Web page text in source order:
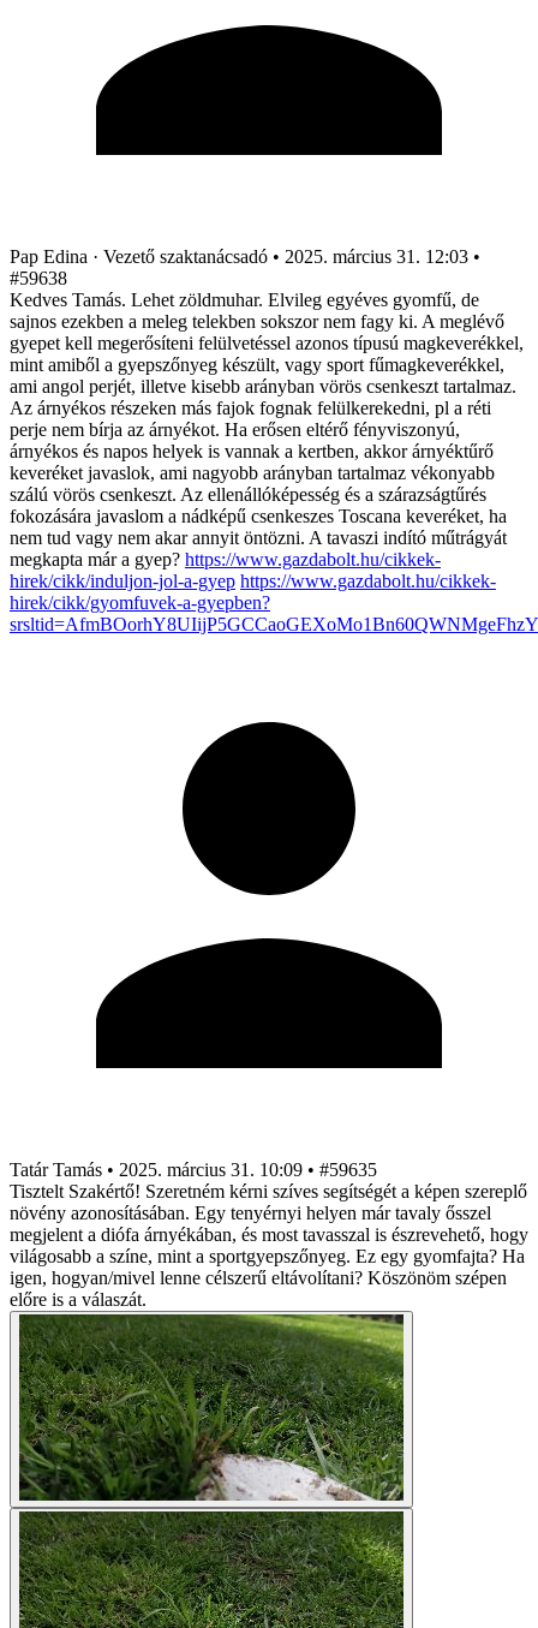
Pap Edina · Vezető szaktanácsadó • 2025. március 31. 12:03 •
#59638
Kedves Tamás. Lehet zöldmuhar. Elvileg egyéves gyomfű, de
sajnos ezekben a meleg telekben sokszor nem fagy ki. A meglévő
gyepet kell megerősíteni felülvetéssel azonos típusú magkeverékkel,
mint amiből a gyepszőnyeg készült, vagy sport fűmagkeverékkel,
ami angol perjét, illetve kisebb arányban vörös csenkeszt tartalmaz.
Az árnyékos részeken más fajok fognak felülkerekedni, pl a réti
perje nem bírja az árnyékot. Ha erősen eltérő fényviszonyú,
árnyékos és napos helyek is vannak a kertben, akkor árnyéktűrő
keveréket javaslok, ami nagyobb arányban tartalmaz vékonyabb
szálú vörös csenkeszt. Az ellenállóképesség és a szárazságtűrés
fokozására javaslom a nádképű csenkeszes Toscana keveréket, ha
nem tud vagy nem akar annyit öntözni. A tavaszi indító műtrágyát
megkapta már a gyep? https://www.gazdabolt.hu/cikkek-
hirek/cikk/induljon-jol-a-gyep https://www.gazdabolt.hu/cikkek-
hirek/cikk/gyomfuvek-a-gyepben?
Tatár Tamás • 2025. március 31. 10:09 • #59635
Tisztelt Szakértő! Szeretném kérni szíves segítségét a képen szereplő
növény azonosításában. Egy tenyérnyi helyen már tavaly ősszel
megjelent a diófa árnyékában, és most tavasszal is észrevehető, hogy
világosabb a színe, mint a sportgyepszőnyeg. Ez egy gyomfajta? Ha
igen, hogyan/mivel lenne célszerű eltávolítani? Köszönöm szépen
előre is a válaszát.